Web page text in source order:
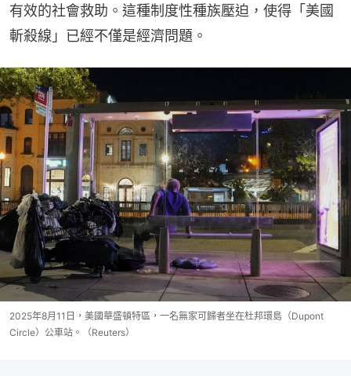
有效的社會救助。這種制度性種族壓迫，使得「美國
斬殺線」已經不僅是經濟問題。
2025年8月11日，美國華盛頓特區，一名無家可歸者坐在杜邦環島（Dupont
Circle）公車站。（Reuters）